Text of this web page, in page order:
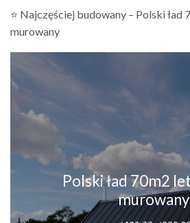
⭐ Najczęściej budowany – Polski ład
murowany
Polski ład 70m2
murowany